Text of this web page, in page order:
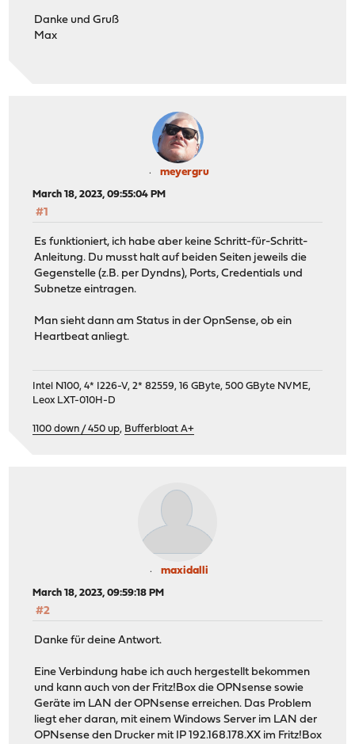
Danke und Gruß
Max
meyergru
March 18, 2023, 09:55:04 PM
#1
Es funktioniert, ich habe aber keine Schritt-für-Schritt-
Anleitung. Du musst halt auf beiden Seiten jeweils die
Gegenstelle (z.B. per Dyndns), Ports, Credentials und
Subnetze eintragen.
Man sieht dann am Status in der OpnSense, ob ein
Heartbeat anliegt.
Intel N100, 4* I226-V, 2* 82559, 16 GByte, 500 GByte NVME,
Leox LXT-010H-D
1100 down / 450 up, Bufferbloat A+
maxidalli
March 18, 2023, 09:59:18 PM
#2
Danke für deine Antwort.
Eine Verbindung habe ich auch hergestellt bekommen
und kann auch von der Fritz!Box die OPNsense sowie
Geräte im LAN der OPNsense erreichen. Das Problem
liegt eher daran, mit einem Windows Server im LAN der
OPNsense den Drucker mit IP 192.168.178.XX im Fritz!Box